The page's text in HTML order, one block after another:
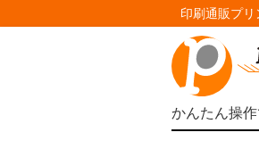
印刷通販プリ
かんたん操